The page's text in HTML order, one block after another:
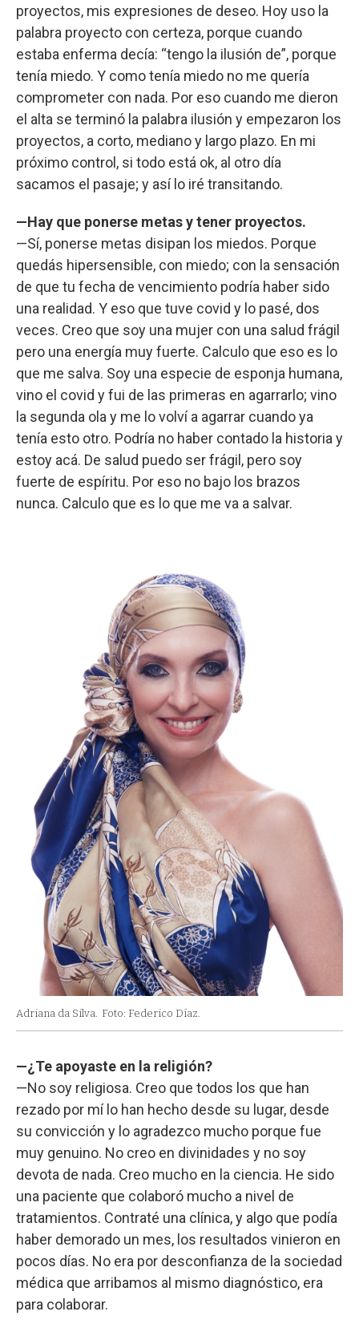
proyectos, mis expresiones de deseo. Hoy uso la
palabra proyecto con certeza, porque cuando
estaba enferma decía: “tengo la ilusión de”, porque
tenía miedo. Y como tenía miedo no me quería
comprometer con nada. Por eso cuando me dieron
el alta se terminó la palabra ilusión y empezaron los
proyectos, a corto, mediano y largo plazo. En mi
próximo control, si todo está ok, al otro día
sacamos el pasaje; y así lo iré transitando.
—Hay que ponerse metas y tener proyectos.
—Sí, ponerse metas disipan los miedos. Porque
quedás hipersensible, con miedo; con la sensación
de que tu fecha de vencimiento podría haber sido
una realidad. Y eso que tuve covid y lo pasé, dos
veces. Creo que soy una mujer con una salud frágil
pero una energía muy fuerte. Calculo que eso es lo
que me salva. Soy una especie de esponja humana,
vino el covid y fui de las primeras en agarrarlo; vino
la segunda ola y me lo volví a agarrar cuando ya
tenía esto otro. Podría no haber contado la historia y
estoy acá. De salud puedo ser frágil, pero soy
fuerte de espíritu. Por eso no bajo los brazos
nunca. Calculo que es lo que me va a salvar.
Adriana da Silva. Foto: Federico Díaz.
—¿Te apoyaste en la religión?
—No soy religiosa. Creo que todos los que han
rezado por mí lo han hecho desde su lugar, desde
su convicción y lo agradezco mucho porque fue
muy genuino. No creo en divinidades y no soy
devota de nada. Creo mucho en la ciencia. He sido
una paciente que colaboró mucho a nivel de
tratamientos. Contraté una clínica, y algo que podía
haber demorado un mes, los resultados vinieron en
pocos días. No era por desconfianza de la sociedad
médica que arribamos al mismo diagnóstico, era
para colaborar.